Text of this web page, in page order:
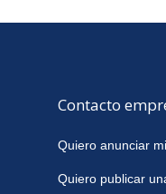
Contacto
Quiero anunciar
Quiero publicar